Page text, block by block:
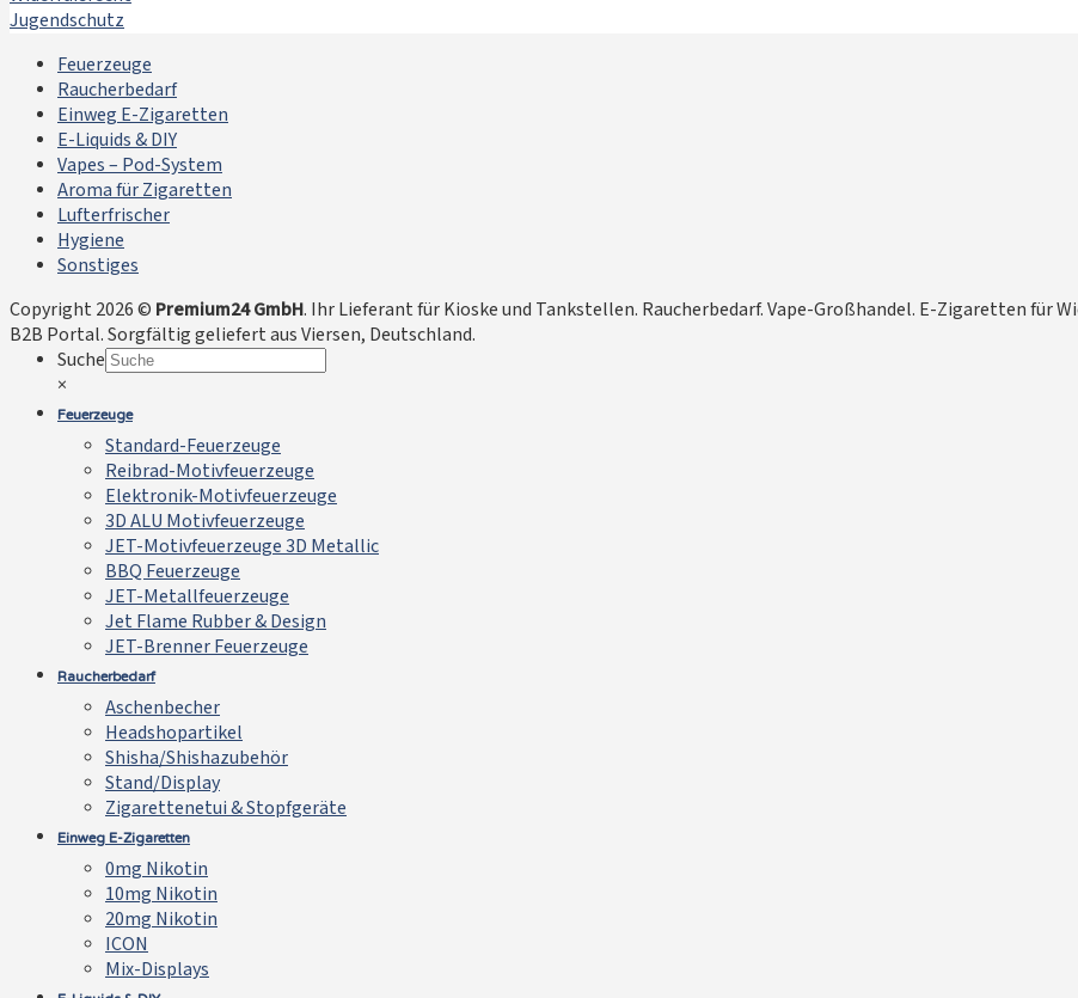
Jugendschutz
Feuerzeuge
Raucherbedarf
Einweg E-Zigaretten
E-Liquids & DIY
Vapes – Pod-System
Aroma für Zigaretten
Lufterfrischer
Hygiene
Sonstiges
Copyright 2026 © Premium24 GmbH. Ihr Lieferant für Kioske und Tankstellen. Raucherbedarf. Vape-Großhandel. E-Zigaretten für
B2B Portal. Sorgfältig geliefert aus Viersen, Deutschland.
Suche
×
Feuerzeuge
Standard-Feuerzeuge
Reibrad-Motivfeuerzeuge
Elektronik-Motivfeuerzeuge
3D ALU Motivfeuerzeuge
JET-Motivfeuerzeuge 3D Metallic
BBQ Feuerzeuge
JET-Metallfeuerzeuge
Jet Flame Rubber & Design
JET-Brenner Feuerzeuge
Raucherbedarf
Aschenbecher
Headshopartikel
Shisha/Shishazubehör
Stand/Display
Zigarettenetui & Stopfgeräte
Einweg E-Zigaretten
0mg Nikotin
10mg Nikotin
20mg Nikotin
ICON
Mix-Displays